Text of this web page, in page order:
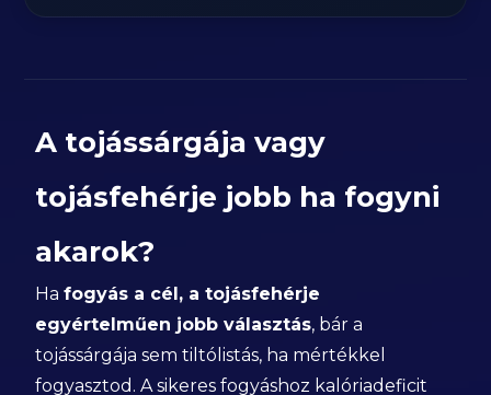
A tojássárgája vagy
tojásfehérje jobb ha fogyni
akarok?
Hafogyás a cél, a tojásfehérje
egyértelműen jobb választás, bár a
tojássárgája sem tiltólistás, ha mértékkel
fogyasztod. A sikeres fogyáshoz kalóriadeficit